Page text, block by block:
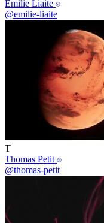
Émilie Liaite
@emilie-liaite
T
Thomas Petit
@thomas-petit